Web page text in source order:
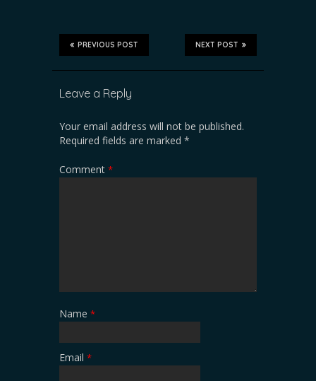
NEXT POST
PREVIOUS POST
Leave a Reply
Your email address will not be published.
Required fields are marked *
Comment *
Name *
Email *